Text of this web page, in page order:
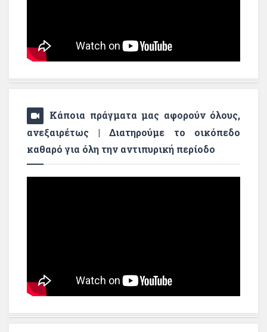
Κάποια πράγματα μας αφορούν όλους,
ανεξαιρέτως | Διατηρούμε το οικόπεδο
καθαρό για όλη την αντιπυρική περίοδο